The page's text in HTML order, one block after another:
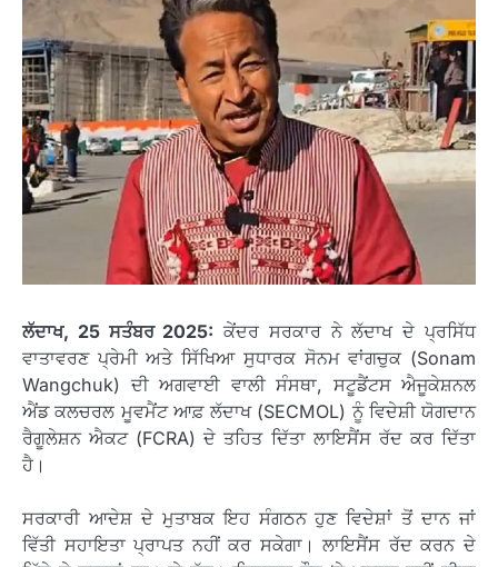
ਲੱਦਾਖ, 25 ਸਤੰਬਰ 2025: ਕੇਂਦਰ ਸਰਕਾਰ ਨੇ ਲੱਦਾਖ ਦੇ ਪ੍ਰਸਿੱਧ
ਵਾਤਾਵਰਣ ਪ੍ਰੇਮੀ ਅਤੇ ਸਿੱਖਿਆ ਸੁਧਾਰਕ ਸੋਨਮ ਵਾਂਗਚੁਕ (Sonam
Wangchuk) ਦੀ ਅਗਵਾਈ ਵਾਲੀ ਸੰਸਥਾ, ਸਟੂਡੈਂਟਸ ਐਜੂਕੇਸ਼ਨਲ
ਐਂਡ ਕਲਚਰਲ ਮੂਵਮੈਂਟ ਆਫ਼ ਲੱਦਾਖ (SECMOL) ਨੂੰ ਵਿਦੇਸ਼ੀ ਯੋਗਦਾਨ
ਰੈਗੂਲੇਸ਼ਨ ਐਕਟ (FCRA) ਦੇ ਤਹਿਤ ਦਿੱਤਾ ਲਾਇਸੈਂਸ ਰੱਦ ਕਰ ਦਿੱਤਾ
ਹੈ।
ਸਰਕਾਰੀ ਆਦੇਸ਼ ਦੇ ਮੁਤਾਬਕ ਇਹ ਸੰਗਠਨ ਹੁਣ ਵਿਦੇਸ਼ਾਂ ਤੋਂ ਦਾਨ ਜਾਂ
ਵਿੱਤੀ ਸਹਾਇਤਾ ਪ੍ਰਾਪਤ ਨਹੀਂ ਕਰ ਸਕੇਗਾ। ਲਾਇਸੈਂਸ ਰੱਦ ਕਰਨ ਦੇ